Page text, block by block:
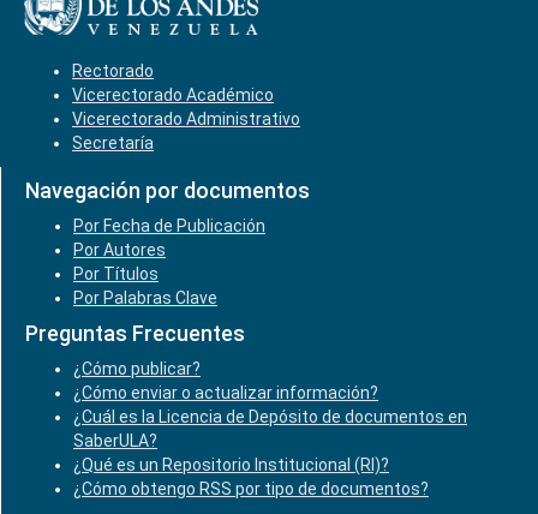
Rectorado
Vicerectorado Académico
Vicerectorado Administrativo
Secretaría
Navegación por documentos
Por Fecha de Publicación
Por Autores
Por Títulos
Por Palabras Clave
Preguntas Frecuentes
¿Cómo publicar?
¿Cómo enviar o actualizar información?
¿Cuál es la Licencia de Depósito de documentos en
SaberULA?
¿Qué es un Repositorio Institucional (RI)?
¿Cómo obtengo RSS por tipo de documentos?